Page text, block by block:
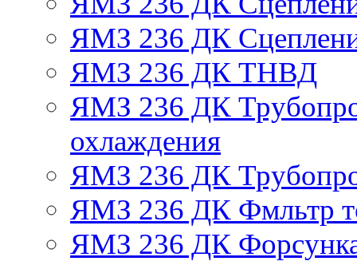
ЯМЗ 236 ДК
ЯМЗ 236 ДК ТНВД
ЯМЗ 236 ДК
охлаждения
ЯМЗ 236 ДК
ЯМЗ 236 ДК Фмльтр
ЯМЗ 236 ДК